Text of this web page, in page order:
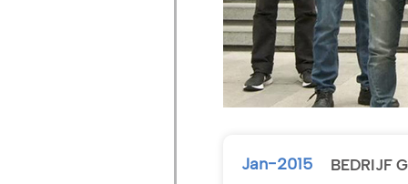
Jan-2015 BEDRIJF